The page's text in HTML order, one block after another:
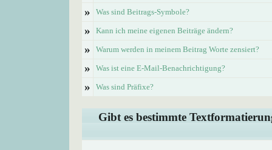
» Was sind Beitrags-Symbole?
» Kann ich meine eigenen Beiträge ändern?
» Warum werden in meinem Beitrag Worte zensiert?
» Was ist eine E-Mail-Benachrichtigung?
» Was sind Präfixe?
Gibt es bestimmte